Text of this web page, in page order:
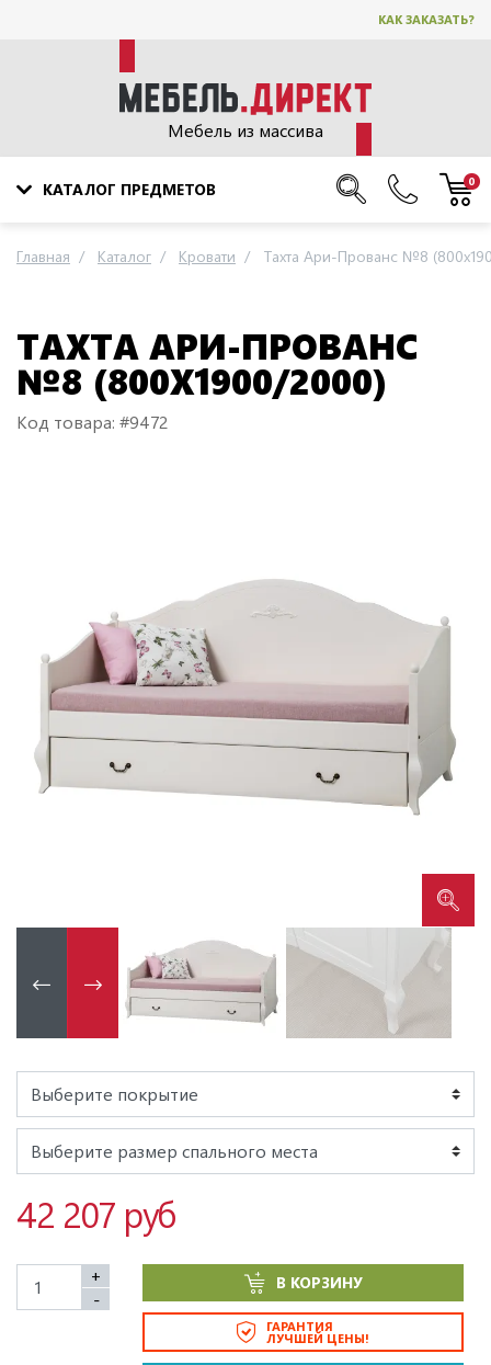
КАК ЗАКАЗАТЬ?
Мебель из массива
КАТАЛОГ ПРЕДМЕТОВ 0
Главная Каталог Кровати Тахта Ари-Прованс №8
ТАХТА АРИ-ПРОВАНС
№8 (800Х1900/2000)
Код товара: #9472
42 207 руб
+
-
В КОРЗИНУ
ГАРАНТИЯ
ЛУЧШЕЙ ЦЕНЫ!